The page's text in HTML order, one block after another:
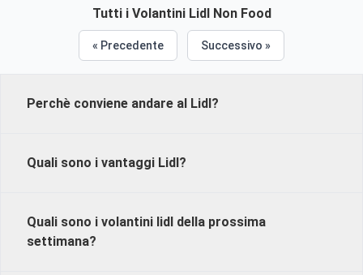
Tutti i Volantini Lidl Non Food
« Precedente Successivo »
Perchè conviene andare al Lidl?
Lidl è uno dei principali rivenditori di prodotti alimentari in
attrezzature sportive, elettronica, prodotti per la casa e
molto altro ancora. Per promuovere questi prodotti, Lidl
Quali sono i vantaggi Lidl?
I volantini Lidl offrono ai clienti la possibilità di trovare
prodotti di qualità a prezzi vantaggiosi. Ogni volantino
Quali sono i volantini lidl della prossima
settimana?